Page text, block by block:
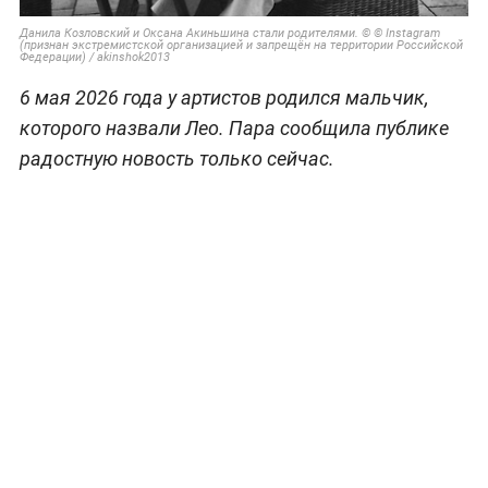
Данила Козловский и Оксана Акиньшина стали родителями. © © Instagram
(признан экстремистской организацией и запрещён на территории Российской
Федерации) / akinshok2013
6 мая 2026 года у артистов родился мальчик,
которого назвали Лео. Пара сообщила публике
радостную новость только сейчас.